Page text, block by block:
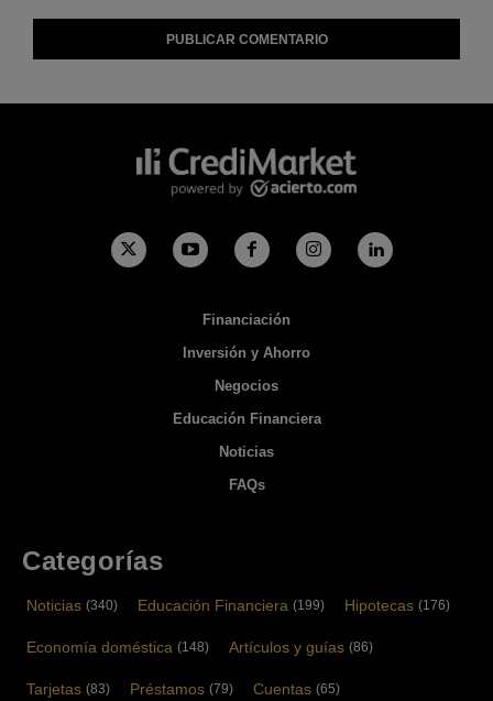
Financiación
Inversión y Ahorro
Negocios
Educación Financiera
Noticias
FAQs
Categorías
Noticias (340) Educación Financiera (199) Hipotecas (176)
Economía doméstica (148) Artículos y guías (86)
Tarjetas (83) Préstamos (79) Cuentas (65)